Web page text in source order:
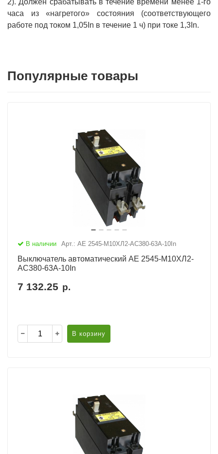
2). Должен срабатывать в течение времени менее 1-го
часа из «нагретого» состояния (соответствующего
работе под током 1,05In в течение 1 ч) при токе 1,3In.
Популярные товары
В наличии Арт.: АЕ 2545-М10ХЛ2-AC380-63А-10In
Выключатель автоматический АЕ 2545-М10ХЛ2-
AC380-63А-10In
7 132.25 р.
В корзину